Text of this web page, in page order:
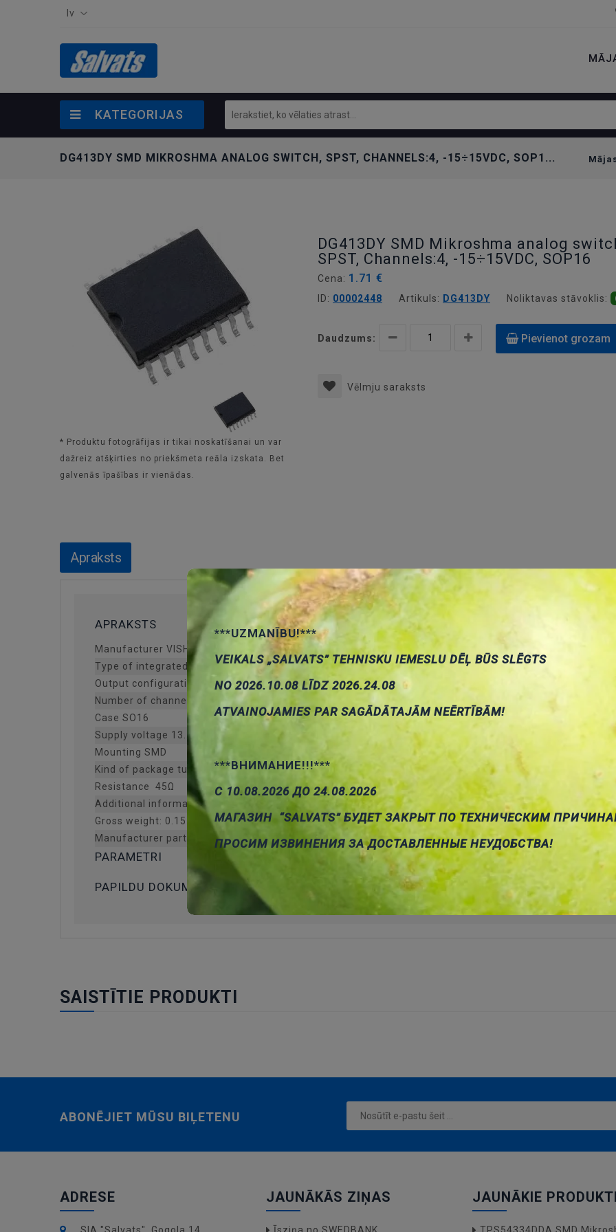
lv
KATEGORIJAS
DG413DY SMD MIKROSHMA ANALOG SWITCH, SPST, CHANNELS:4, -15÷15VDC, SOP1...
* Produktu fotogrāfijas ir tikai noskatīšanai un var
dažreiz atšķirties no priekšmeta reāla izskata. Bet
galvenās īpašības ir vienādas.
DG413DY SMD Mikroshma analog
SPST, Channels:4, -15÷15VDC, SOP16
Cena: 1.71 €
ID: 00002448 Artikuls: DG413DY Noliktavas stāvoklis:
Daudzums: Pievienot grozam
Vēlmju saraksts
Apraksts
APRAKSTS
Manufacturer VISHAY
Type of integrated circuit analog switch
Output configuration SPST-NO/NC
Number of channels 4
Case SO16
Supply voltage 13...44/7...22V
Mounting SMD
Kind of package tube
Resistance 45Ω
Additional information
Gross weight: 0.15 g
Manufacturer part number: DG413DY-E3
PARAMETRI
PAPILDU DOKUMENTĀCIJA
SAISTĪTIE PRODUKTI
ABONĒJIET MŪSU BIĻETENU
ADRESE
SIA "Salvats", Gogola 14,
JAUNĀKĀS ZIŅAS
Īsziņa no SWEDBANK
JAUNĀKIE
TPS54334DDA SMD
***UZMANĪBU!***
VEIKALS „SALVATS” TEHNISKU IEMESLU DĒĻ BŪS SLĒGTS
NO 2026.10.08 LĪDZ 2026.24.08
ATVAINOJAMIES PAR SAGĀDĀTAJĀM NEĒRTĪBĀM!
***ВНИМАНИЕ!!!***
С 10.08.2026 ДО 24.08.2026
МАГАЗИН “SALVATS” БУДЕТ ЗАКРЫТ ПО ТЕХНИЧЕСКИМ
ПРОСИМ ИЗВИНЕНИЯ ЗА ДОСТАВЛЕННЫЕ НЕУДОБСТВА!